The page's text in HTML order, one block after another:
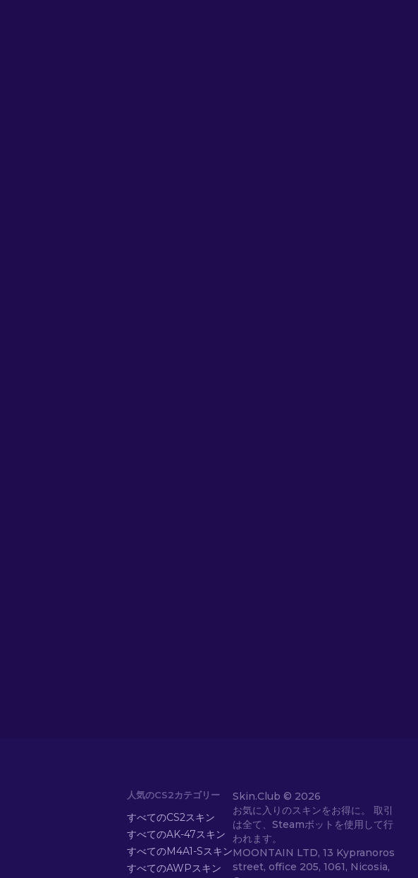
人気のCS2カテゴリー
すべてのCS2スキン
すべてのAK-47スキン
すべてのM4A1-Sスキン
すべてのAWPスキン
Skin.Club © 2026
お気に入りのスキンをお得に。 取引
は全て、Steamボットを使用して行
われます。
MOONTAIN LTD, 13 Kypranoros
street, office 205, 1061, Nicosia,